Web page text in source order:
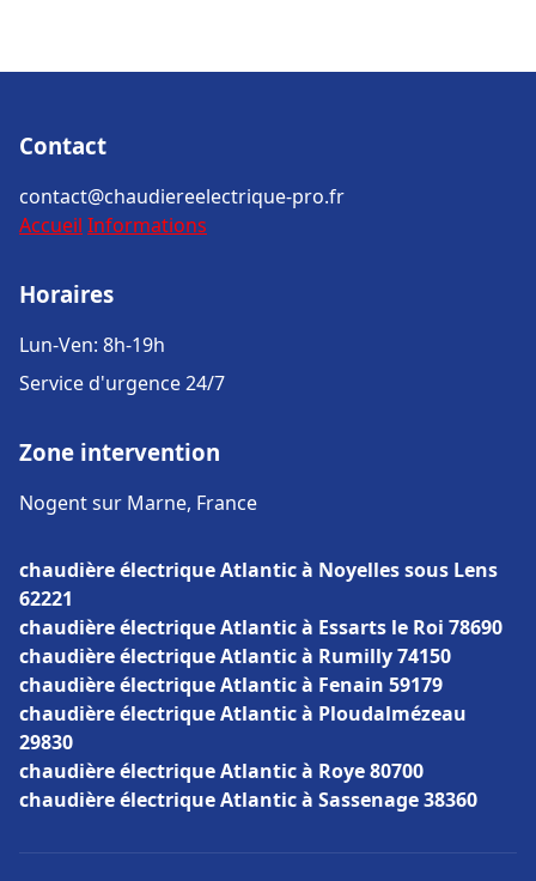
Contact
contact@chaudiereelectrique-pro.fr
Accueil Informations
Horaires
Lun-Ven: 8h-19h
Service d'urgence 24/7
Zone intervention
Nogent sur Marne, France
chaudière électrique Atlantic à Noyelles sous Lens
62221
chaudière électrique Atlantic à Essarts le Roi 78690
chaudière électrique Atlantic à Rumilly 74150
chaudière électrique Atlantic à Fenain 59179
chaudière électrique Atlantic à Ploudalmézeau
29830
chaudière électrique Atlantic à Roye 80700
chaudière électrique Atlantic à Sassenage 38360